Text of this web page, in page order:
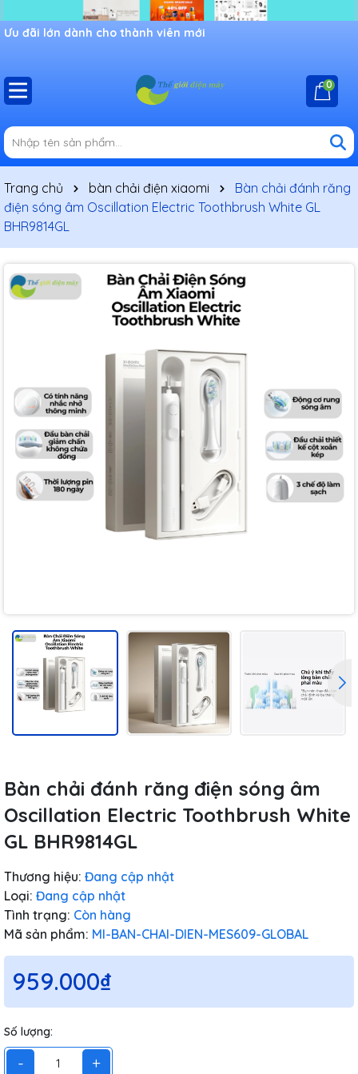
Ưu đãi lớn dành cho thành viên mới
0
Trang chủ bàn chải điện xiaomi
Bàn chải đánh răng
điện sóng âm Oscillation Electric Toothbrush White GL
BHR9814GL
Bàn chải đánh răng điện sóng âm
Oscillation Electric Toothbrush White
GL BHR9814GL
Thương hiệu: Đang cập nhật
Loại: Đang cập nhật
Tình trạng: Còn hàng
Mã sản phẩm: MI-BAN-CHAI-DIEN-MES609-GLOBAL
959.000₫
Số lượng:
- +